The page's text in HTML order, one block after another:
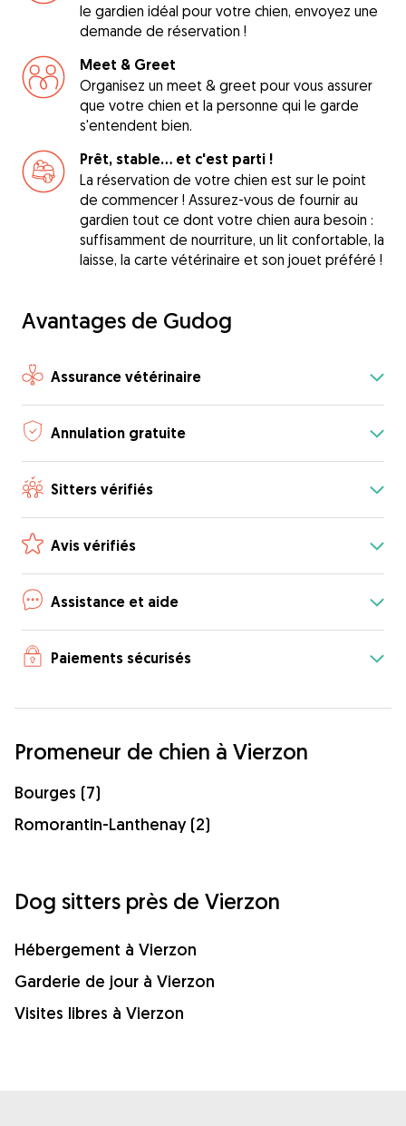
le gardien idéal pour votre chien, envoyez une
demande de réservation !
Meet & Greet
Organisez un meet & greet pour vous assurer
que votre chien et la personne qui le garde
s'entendent bien.
Prêt, stable... et c'est parti !
La réservation de votre chien est sur le point
de commencer ! Assurez-vous de fournir au
gardien tout ce dont votre chien aura besoin :
suffisamment de nourriture, un lit confortable, la
laisse, la carte vétérinaire et son jouet préféré !
Avantages de Gudog
Assurance vétérinaire
Annulation gratuite
Sitters vérifiés
Avis vérifiés
Assistance et aide
Paiements sécurisés
Promeneur de chien à Vierzon
Bourges (7)
Romorantin-Lanthenay (2)
Dog sitters près de Vierzon
Hébergement à Vierzon
Garderie de jour à Vierzon
Visites libres à Vierzon